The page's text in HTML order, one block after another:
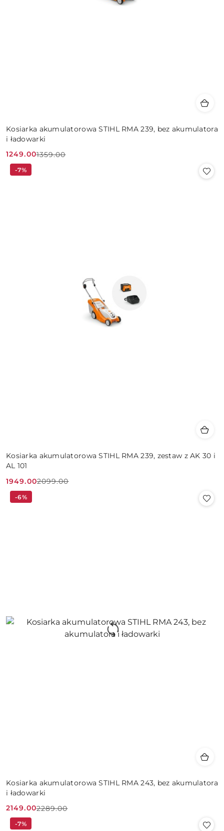
Kosiarka akumulatorowa STIHL RMA 239, bez akumulatora
i ładowarki
Cena
promocyjna:
1249.00
Cena
przed
1359.00
Kosiarka akumulatorowa STIHL RMA 239, zestaw z AK 30 i
AL 101
Cena
promocyjna:
1949.00
Cena
przed
2099.00
-7%
Kosiarka akumulatorowa STIHL RMA 243, bez akumulatora
i ładowarki
Cena
promocyjna:
2149.00
Cena
przed
2289.00
-6%
-7%